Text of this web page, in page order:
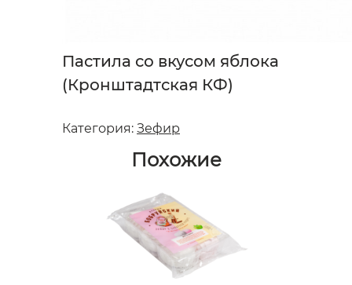
Пастила со вкусом яблока
(Кронштадтская КФ)
Категория: Зефир
Похожие